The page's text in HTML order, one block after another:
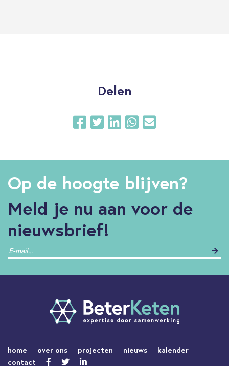
Delen
Op de hoogte blijven?
Meld je nu aan voor de
nieuwsbrief!
home over ons projecten nieuws
kalender
contact